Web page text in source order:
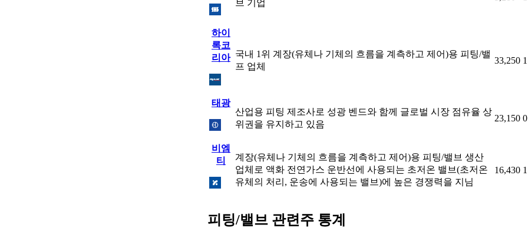
브 기업
하이
록코
리아 국내 1위 계장(유체나 기체의 흐름을 계측하고 제어)용 피팅/밸
프 업체
33,250
태광
산업용 피팅 제조사로 성광 벤드와 함께 글로벌 시장 점유율 상
위권을 유지하고 있음
23,150
비엠
티
계장(유체나 기체의 흐름을 계측하고 제어)용 피팅/밸브 생산
업체로 액화 전연가스 운반선에 사용되는 초저온 밸브(초저온
유체의 처리, 운송에 사용되는 밸브)에 높은 경쟁력을 지님
16,430
피팅/밸브 관련주 통계